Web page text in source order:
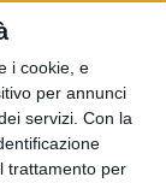
i cookie, e
per annunci
servizi. Con la
trattamento per